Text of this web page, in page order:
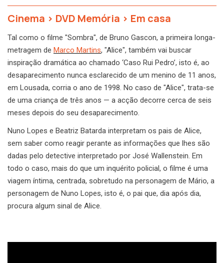
Cinema > DVD Memória > Em casa
Tal como o filme "Sombra", de Bruno Gascon, a primeira longa-
metragem de Marco Martins, "Alice", também vai buscar
inspiração dramática ao chamado ‘Caso Rui Pedro’, isto é, ao
desaparecimento nunca esclarecido de um menino de 11 anos,
em Lousada, corria o ano de 1998. No caso de "Alice", trata-se
de uma criança de três anos — a acção decorre cerca de seis
meses depois do seu desaparecimento.
Nuno Lopes e Beatriz Batarda interpretam os pais de Alice,
sem saber como reagir perante as informações que lhes são
dadas pelo detective interpretado por José Wallenstein. Em
todo o caso, mais do que um inquérito policial, o filme é uma
viagem íntima, centrada, sobretudo na personagem de Mário, a
personagem de Nuno Lopes, isto é, o pai que, dia após dia,
procura algum sinal de Alice.